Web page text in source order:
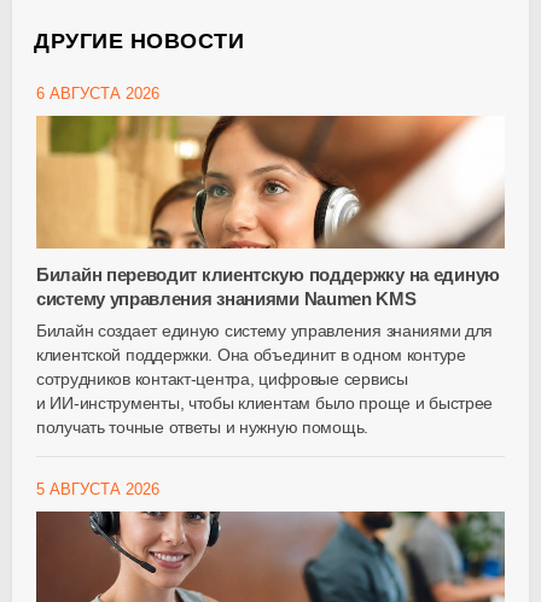
ДРУГИЕ НОВОСТИ
6 АВГУСТА 2026
Билайн переводит клиентскую поддержку на единую
систему управления знаниями Naumen KMS
Билайн создает единую систему управления знаниями для
клиентской поддержки. Она объединит в одном контуре
сотрудников контакт-центра , цифровые сервисы
и ИИ-инструменты , чтобы клиентам было проще и быстрее
получать точные ответы и нужную помощь.
5 АВГУСТА 2026